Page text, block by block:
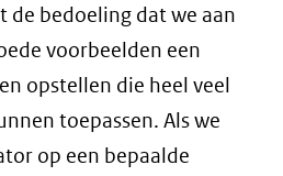
de bedoeling dat we aan
voorbeelden een
opstellen die heel veel
toepassen. Als we
op een bepaalde